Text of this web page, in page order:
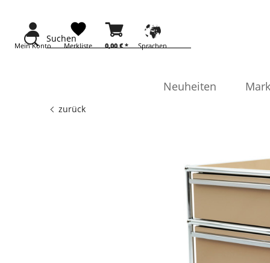
Suchen
Mein Konto 0,00 €*
Merkliste Sprachen
Neuheiten
zurück